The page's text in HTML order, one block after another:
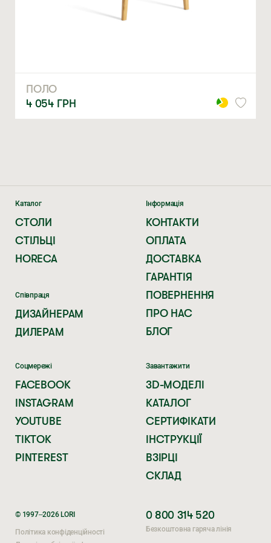
ПОЛО
4 054 ГРН
© 1997–2026 LORI
Політика конфіденційності
Каталог
СТОЛИ
СТІЛЬЦІ
HORECA
Співпраця
ДИЗАЙНЕРАМ
ДИЛЕРАМ
Інформація
КОНТАКТИ
ОПЛАТА
ДОСТАВКА
ГАРАНТІЯ
ПОВЕРНЕННЯ
ПРО НАС
БЛОГ
Соцмережі
FACEBOOK
INSTAGRAM
YOUTUBE
TIKTOK
PINTEREST
Завантажити
3D-МОДЕЛІ
КАТАЛОГ
СЕРТИФІКАТИ
ІНСТРУКЦІЇ
ВЗІРЦІ
СКЛАД
0 800 314 520
Безкоштовна гаряча лінія
* — обов’язкові поля